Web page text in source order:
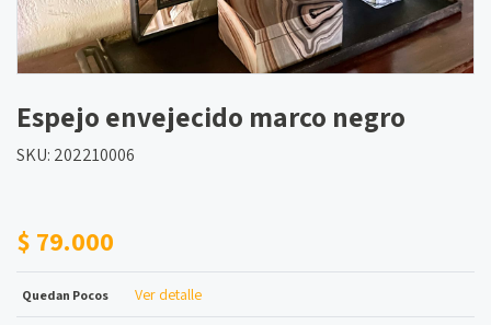
Espejo envejecido marco negro
SKU: 202210006
$ 79.000
Quedan Pocos Ver detalle